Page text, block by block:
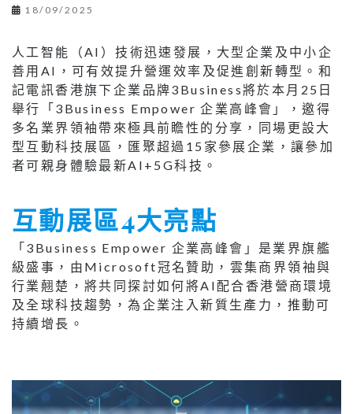
18/09/2025
人工智能（AI）技術迅速發展，大型企業及中小企
善用AI，可有效提升營運效率及促進創新轉型。和
記電訊香港旗下企業品牌3Business將於本月25日
舉行「3Business Empower 企業高峰會」，邀得
多名業界領袖帶來極具前瞻性的分享，同場更設大
型互動科技展區，匯聚超過15家參展企業，讓參加
者可親身體驗最新AI+5G科技。
互動展區4大亮點
「3Business Empower 企業高峰會」是業界旗艦
級盛事，由Microsoft冠名贊助，雲集商界領袖與
行業翹楚，將共同探討如何將AI配合香港營商環境
及全球科技趨勢，為企業注入新質生產力，推動可
持續增長。